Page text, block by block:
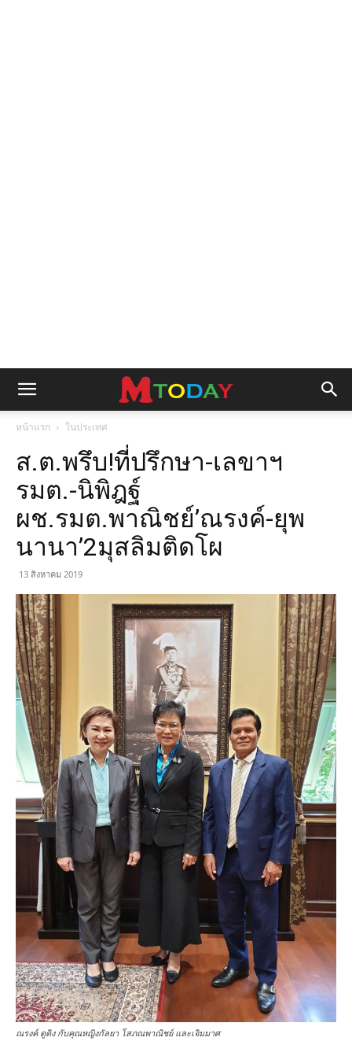
หน้าแรก ในประเทศ
ส.ต.พรึบ!ที่ปรึกษา-เลขาฯ
รมต.-นิพิฎฐ์
ผช.รมต.พาณิชย์’ณรงค์-ยุพ
นานา’2มุสลิมติดโผ
13 สิงหาคม 2019
ณรงค์ ดูดิง กับคุณหญิงกัลยา โสภณพาณิชย์ และเจิมมาศ